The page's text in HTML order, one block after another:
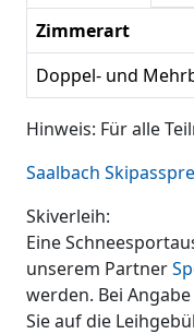
Zimmerart
Doppel- und
Hinweis: Für alle
Saalbach
Skiverleih:
Eine
unserem Partner
werden. Bei
Sie auf die